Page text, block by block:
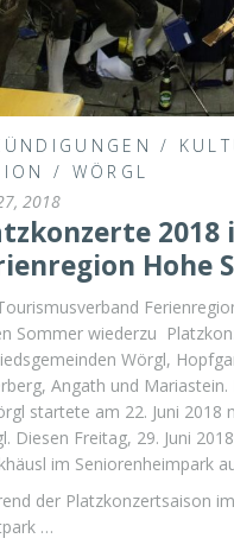
/
/ WÖRGL
2018
2018
Hohe
Sommer wiederzu
Wörgl,
Angath und
startete am 22. Juni 2018
Diesen Freitag, 29. Juni
im Seniorenheimpark
der Platzkonzertsaison
…